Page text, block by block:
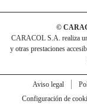
©
CARACOL S.A. realiza
y otras prestaciones
Aviso legal
Configuración de